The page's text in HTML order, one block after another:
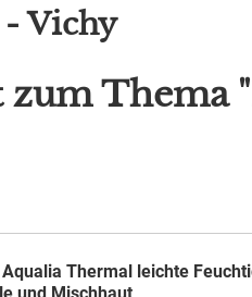
Vichy
Thema
Aqualia Thermal leichte